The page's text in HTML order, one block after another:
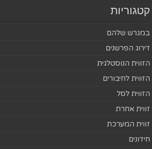
קטגוריות
במגרש שלהם
דירוג הפרשנים
הזווית הנוסטלגית
הזווית לחיבורים
הזווית לסל
זווית אחרת
זווית המערכת
חידונים